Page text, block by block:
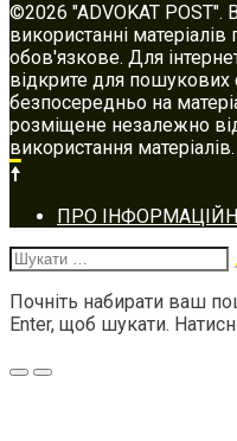
©2026 "ADVOKAT POST".
використанні
обов'язкове. Для
відкрите для пошукових
безпосередньо на
розміщене незалежно
використання матеріалів.
Footer
navigation
ПРО
Шукати:
Почніть набирати ваш
Enter, щоб шукати.
Меню